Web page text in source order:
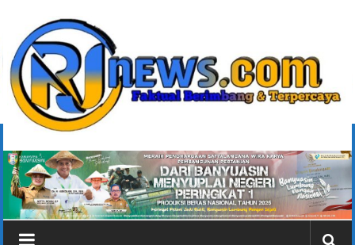
konten
rjonlinenews.com
Faktual
Berimbang
dan
Terpercaya